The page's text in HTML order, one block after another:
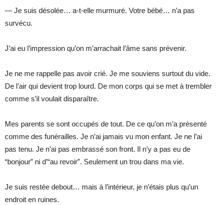
— Je suis désolée… a-t-elle murmuré. Votre bébé… n’a pas
survécu.
J’ai eu l’impression qu’on m’arrachait l’âme sans prévenir.
Je ne me rappelle pas avoir crié. Je me souviens surtout du vide.
De l’air qui devient trop lourd. De mon corps qui se met à trembler
comme s’il voulait disparaître.
Mes parents se sont occupés de tout. De ce qu’on m’a présenté
comme des funérailles. Je n’ai jamais vu mon enfant. Je ne l’ai
pas tenu. Je n’ai pas embrassé son front. Il n’y a pas eu de
“bonjour” ni d’“au revoir”. Seulement un trou dans ma vie.
Je suis restée debout… mais à l’intérieur, je n’étais plus qu’un
endroit en ruines.